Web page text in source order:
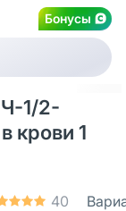
Бонусы
1/2-
крови 1
40